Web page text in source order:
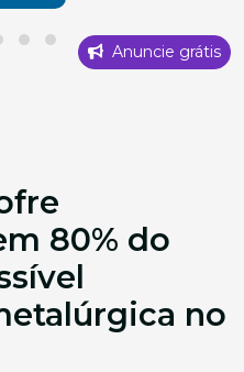
Anuncie grátis
80% do
no